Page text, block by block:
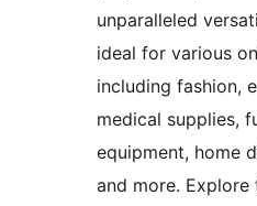
unparalleled
ideal for various
including fashion,
medical supplies,
equipment, home
and more. Explore